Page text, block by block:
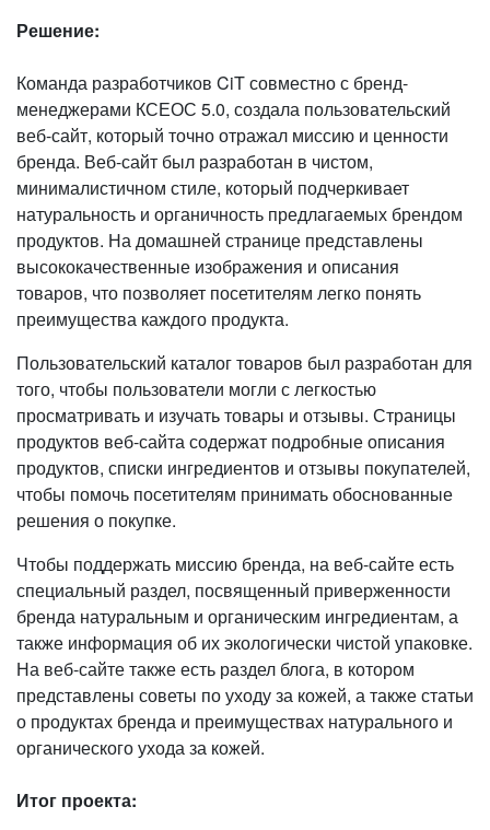
Решение:
Команда разработчиков CiT совместно с бренд-
менеджерами КСЕОС 5.0, создала пользовательский
веб-сайт, который точно отражал миссию и ценности
бренда. Веб-сайт был разработан в чистом,
минималистичном стиле, который подчеркивает
натуральность и органичность предлагаемых брендом
продуктов. На домашней странице представлены
высококачественные изображения и описания
товаров, что позволяет посетителям легко понять
преимущества каждого продукта.
Пользовательский каталог товаров был разработан для
того, чтобы пользователи могли с легкостью
просматривать и изучать товары и отзывы. Страницы
продуктов веб-сайта содержат подробные описания
продуктов, списки ингредиентов и отзывы покупателей,
чтобы помочь посетителям принимать обоснованные
решения о покупке.
Чтобы поддержать миссию бренда, на веб-сайте есть
специальный раздел, посвященный приверженности
бренда натуральным и органическим ингредиентам, а
также информация об их экологически чистой упаковке.
На веб-сайте также есть раздел блога, в котором
представлены советы по уходу за кожей, а также статьи
о продуктах бренда и преимуществах натурального и
органического ухода за кожей.
Итог проекта: